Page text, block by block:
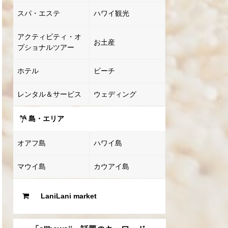
スパ・エステ ハワイ観光
アクティビティ・オ
プショナルツアー
お土産
ホテル ビーチ
レンタル＆サービス ウェディング
島・エリア
オアフ島 ハワイ島
マウイ島 カウアイ島
LaniLani market